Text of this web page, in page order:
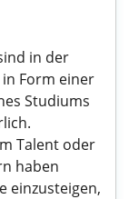
in der
Form einer
Studiums
Talent oder
haben
einzusteigen,